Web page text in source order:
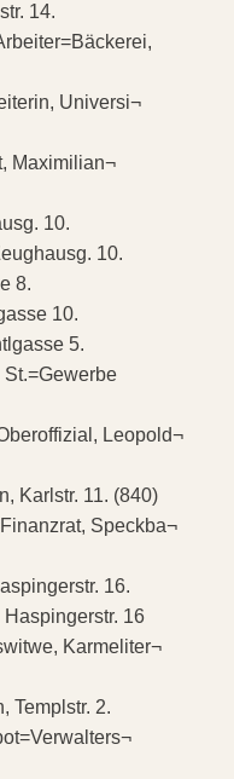
14.
Universi¬
Maximilian¬
10.
10.
8.
10.
5.
St.=Gewerbe
Leopold¬
Karlstr. 11. (840)
Speckba¬
16.
16
Karmeliter¬
Templstr. 2.